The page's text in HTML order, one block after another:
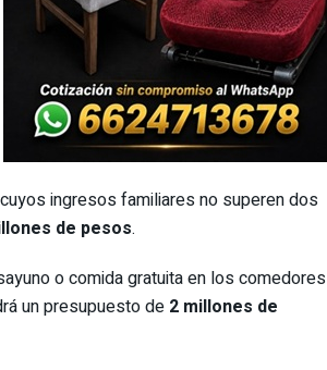
ingresos familiares no superen dos
de pesos.
o comida gratuita en los comedores
un presupuesto de 2 millones de